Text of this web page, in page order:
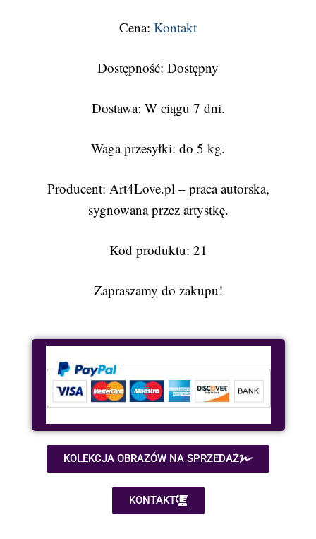
Cena: Kontakt
Dostępność: Dostępny
Dostawa: W ciągu 7 dni.
Waga przesyłki: do 5 kg.
Producent: Art4Love.pl – praca autorska,
sygnowana przez artystkę.
Kod produktu: 21
Zapraszamy do zakupu!
KOLEKCJA OBRAZÓW NA SPRZEDAŻ
KONTAKT